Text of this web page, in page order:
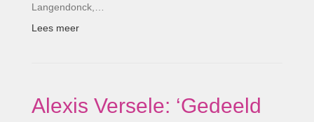
Langendonck,…
Lees meer
Alexis Versele: ‘Gedeeld